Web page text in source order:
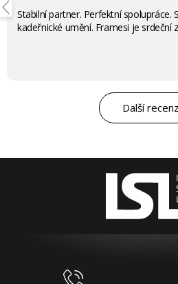
Stabilní partner. Perfektní spolupráce.
kadeřnické umění. Framesi je srdeční
Další